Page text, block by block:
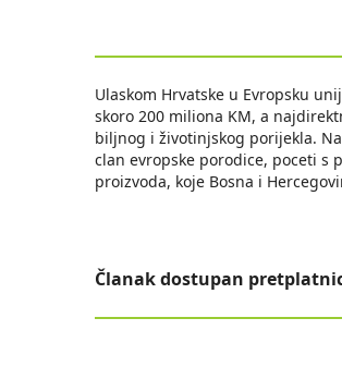
Ulaskom Hrvatske u Evropsku
skoro 200 miliona KM, a
biljnog i životinjskog porijekla.
clan evropske porodice, poceti
proizvoda, koje Bosna i
Članak dostupan